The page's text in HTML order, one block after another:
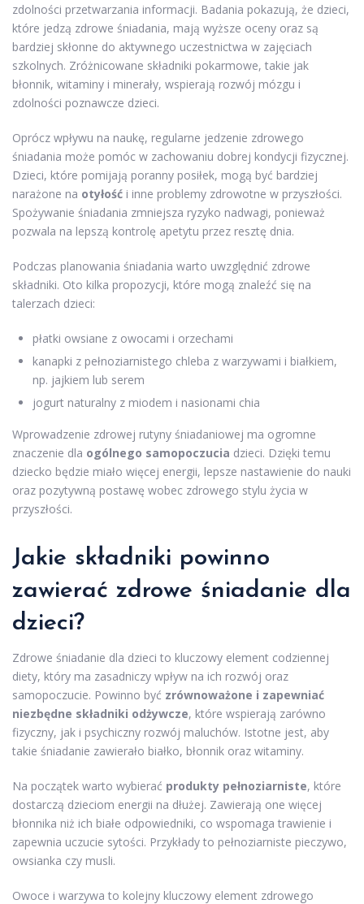
zdolności przetwarzania informacji. Badania pokazują, że dzieci,
które jedzą zdrowe śniadania, mają wyższe oceny oraz są
bardziej skłonne do aktywnego uczestnictwa w zajęciach
szkolnych. Zróżnicowane składniki pokarmowe, takie jak
błonnik, witaminy i minerały, wspierają rozwój mózgu i
zdolności poznawcze dzieci.
Oprócz wpływu na naukę, regularne jedzenie zdrowego
śniadania może pomóc w zachowaniu dobrej kondycji fizycznej.
Dzieci, które pomijają poranny posiłek, mogą być bardziej
narażone na otyłość i inne problemy zdrowotne w przyszłości.
Spożywanie śniadania zmniejsza ryzyko nadwagi, ponieważ
pozwala na lepszą kontrolę apetytu przez resztę dnia.
Podczas planowania śniadania warto uwzględnić zdrowe
składniki. Oto kilka propozycji, które mogą znaleźć się na
talerzach dzieci:
płatki owsiane z owocami i orzechami
kanapki z pełnoziarnistego chleba z warzywami i białkiem,
np. jajkiem lub serem
jogurt naturalny z miodem i nasionami chia
Wprowadzenie zdrowej rutyny śniadaniowej ma ogromne
znaczenie dla ogólnego samopoczucia dzieci. Dzięki temu
dziecko będzie miało więcej energii, lepsze nastawienie do nauki
oraz pozytywną postawę wobec zdrowego stylu życia w
przyszłości.
Jakie składniki powinno
zawierać zdrowe śniadanie dla
dzieci?
Zdrowe śniadanie dla dzieci to kluczowy element codziennej
diety, który ma zasadniczy wpływ na ich rozwój oraz
samopoczucie. Powinno być zrównoważone i zapewniać
niezbędne składniki odżywcze, które wspierają zarówno
fizyczny, jak i psychiczny rozwój maluchów. Istotne jest, aby
takie śniadanie zawierało białko, błonnik oraz witaminy.
Na początek warto wybierać produkty pełnoziarniste, które
dostarczą dzieciom energii na dłużej. Zawierają one więcej
błonnika niż ich białe odpowiedniki, co wspomaga trawienie i
zapewnia uczucie sytości. Przykłady to pełnoziarniste pieczywo,
owsianka czy musli.
Owoce i warzywa to kolejny kluczowy element zdrowego